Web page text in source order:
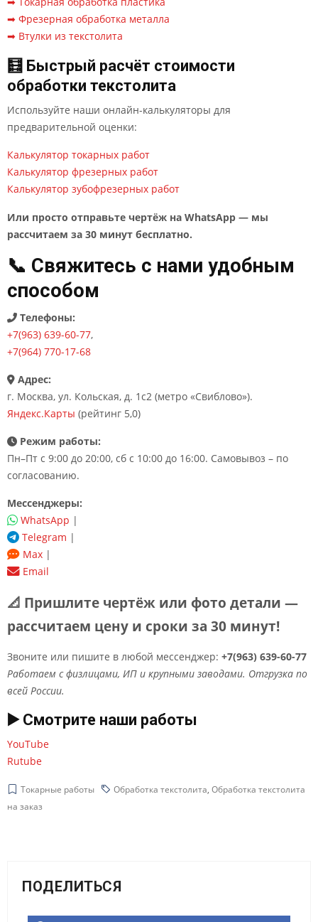
➡ Фрезерная обработка металла
➡ Втулки из текстолита
🧮 Быстрый расчёт стоимости
обработки текстолита
Используйте наши онлайн-калькуляторы для
предварительной оценки:
Калькулятор токарных работ
Калькулятор фрезерных работ
Калькулятор зубофрезерных работ
Или просто отправьте чертёж на WhatsApp — мы
рассчитаем за 30 минут бесплатно.
📞 Свяжитесь с нами удобным
способом
Телефоны:
+7(963) 639-60-77,
+7(964) 770-17-68
Адрес:
г. Москва, ул. Кольская, д. 1с2 (метро «Свиблово»).
Яндекс.Карты (рейтинг 5,0)
Режим работы:
Пн–Пт с 9:00 до 20:00, сб с 10:00 до 16:00. Самовывоз – по
согласованию.
Мессенджеры:
WhatsApp |
Telegram |
Max |
Email
📐 Пришлите чертёж или фото детали —
рассчитаем цену и сроки за 30 минут!
Звоните или пишите в любой мессенджер: +7(963) 639-60-77
Работаем с физлицами, ИП и крупными заводами. Отгрузка по
всей России.
▶️ Смотрите наши работы
YouTube
Rutube
Токарные работы Обработка текстолита, Обработка текстолита
на заказ
ПОДЕЛИТЬСЯ